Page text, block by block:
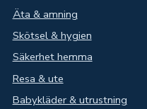
Äta & amning
Skötsel & hygien
Säkerhet hemma
Resa & ute
Babykläder & utrustning